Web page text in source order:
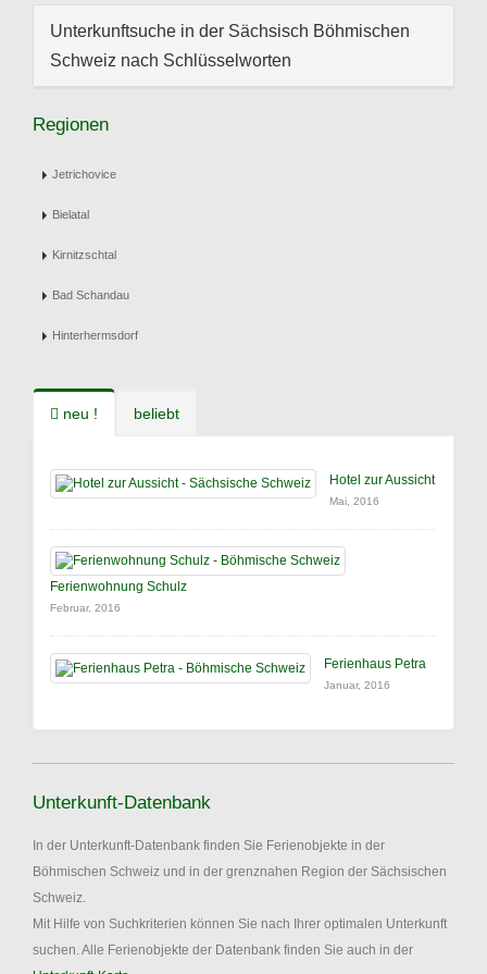
Unterkunftsuche in der Sächsisch Böhmischen
Schweiz nach Schlüsselworten
Regionen
Jetrichovice
Bielatal
Kirnitzschtal
Bad Schandau
Hinterhermsdorf
neu ! beliebt
Hotel zur Aussicht
Mai, 2016
Ferienwohnung Schulz
Februar, 2016
Ferienhaus Petra
Januar, 2016
Unterkunft-Datenbank
In der Unterkunft-Datenbank finden Sie Ferienobjekte in der
Böhmischen Schweiz und in der grenznahen Region der Sächsischen
Schweiz.
Mit Hilfe von Suchkriterien können Sie nach Ihrer optimalen Unterkunft
suchen. Alle Ferienobjekte der Datenbank finden Sie auch in der